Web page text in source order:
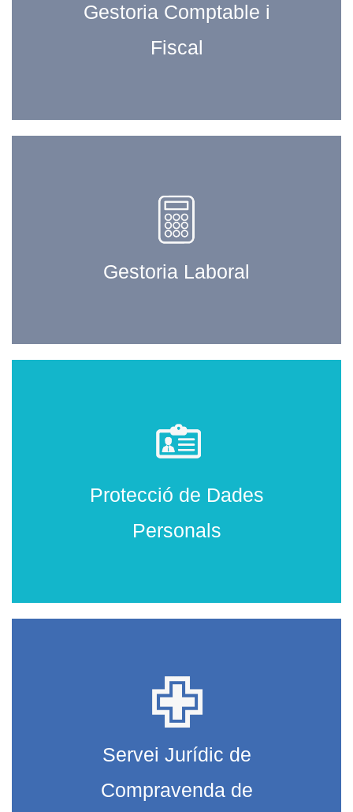
Gestoria Comptable i
Fiscal
Gestoria Laboral
Protecció de Dades
Personals
Servei Jurídic de
Compravenda de